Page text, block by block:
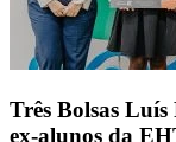
Três Bolsas
ex-alunos da